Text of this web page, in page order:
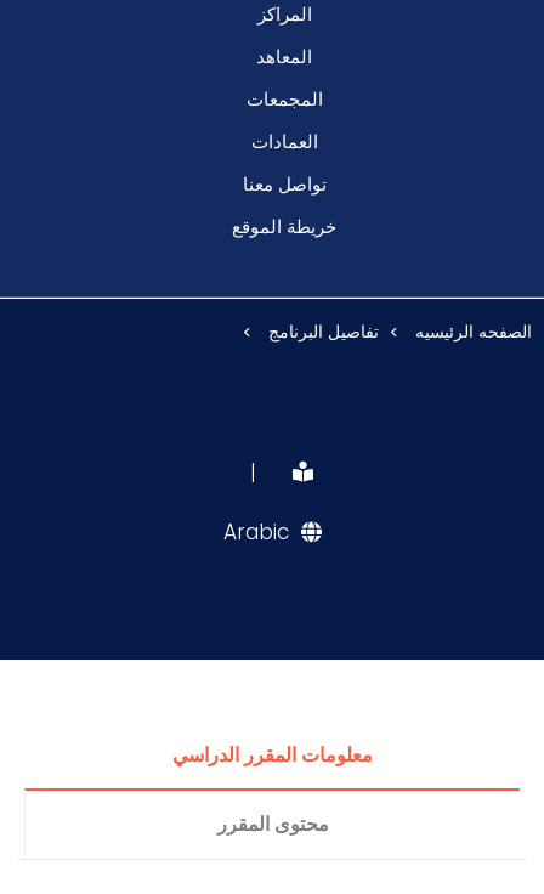
المراكز
المعاهد
المجمعات
العمادات
تواصل معنا
خريطة الموقع
الصفحه الرئيسيه تفاصيل البرنامج
|
Arabic
معلومات المقرر الدراسي
محتوى المقرر